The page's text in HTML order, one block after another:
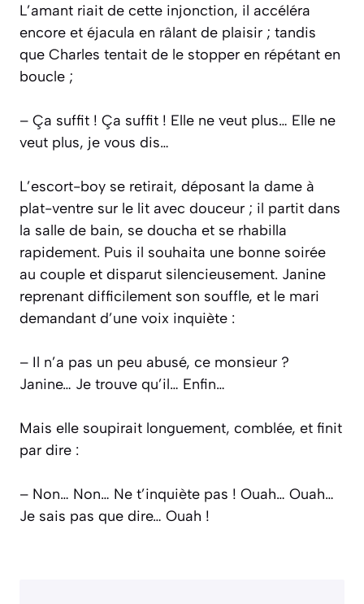
L’amant riait de cette injonction, il accéléra
encore et éjacula en râlant de plaisir ; tandis
que Charles tentait de le stopper en répétant en
boucle ;
– Ça suffit ! Ça suffit ! Elle ne veut plus… Elle ne
veut plus, je vous dis…
L’escort-boy se retirait, déposant la dame à
plat-ventre sur le lit avec douceur ; il partit dans
la salle de bain, se doucha et se rhabilla
rapidement. Puis il souhaita une bonne soirée
au couple et disparut silencieusement. Janine
reprenant difficilement son souffle, et le mari
demandant d’une voix inquiète :
– Il n’a pas un peu abusé, ce monsieur ?
Janine… Je trouve qu’il… Enfin…
Mais elle soupirait longuement, comblée, et finit
par dire :
– Non… Non… Ne t’inquiète pas ! Ouah… Ouah…
Je sais pas que dire… Ouah !